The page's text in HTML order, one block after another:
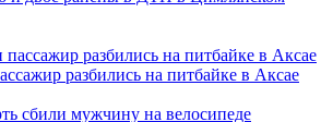
разбились на питбайке в Аксае